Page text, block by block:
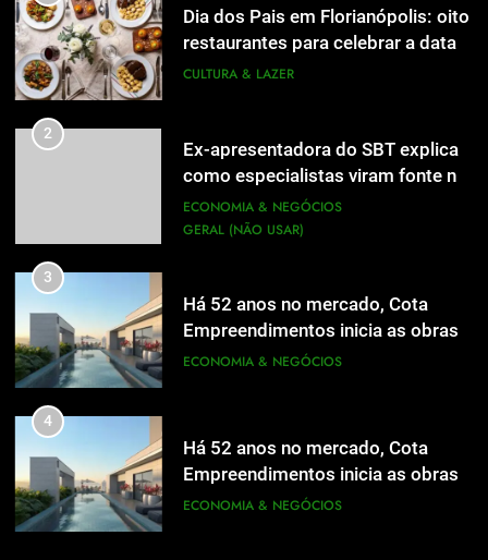
Dia dos Pais em Florianópolis: oito
restaurantes para celebrar a data
em família
CULTURA & LAZER
2
Ex-apresentadora do SBT explica
como especialistas viram fonte na
mídia
ECONOMIA & NEGÓCIOS
GERAL (NÃO USAR)
3
Há 52 anos no mercado, Cota
Empreendimentos inicia as obras
do Cota 365 e apresenta uma nova
ECONOMIA & NEGÓCIOS
4
Há 52 anos no mercado, Cota
Empreendimentos inicia as obras
do Cota 365 e apresenta uma nova
ECONOMIA & NEGÓCIOS
5